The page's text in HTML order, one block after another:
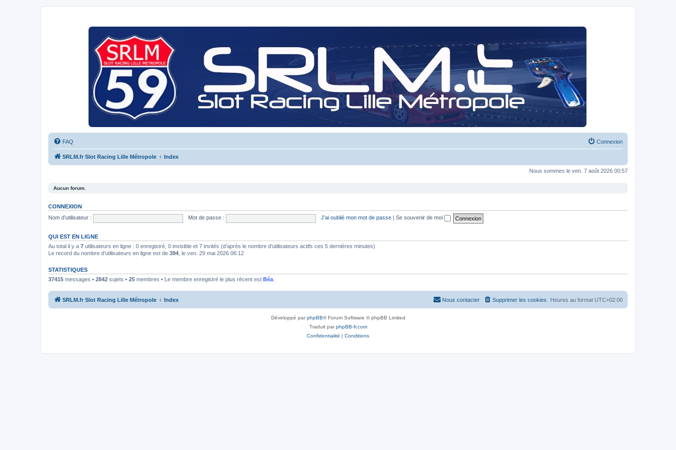
FAQ Connexion
SRLM.fr Slot Racing Lille Métropole Index
Nous sommes le ven. 7 août 2026 00:57
Aucun forum.
CONNEXION
Nom d’utilisateur :
Mot de passe : J’ai oublié mon mot de passe Se souvenir de moi
QUI EST EN LIGNE
Au total il y a 7 utilisateurs en ligne : 0 enregistré, 0 invisible et 7 invités (d’après le nombre d’utilisateurs actifs ces 5 dernières minutes)
Le record du nombre d’utilisateurs en ligne est de 394 , le ven. 29 mai 2026 06:12
STATISTIQUES
37415 messages • 2842 sujets • 25 membres • Le membre enregistré le plus récent est Béa
SRLM.fr Slot Racing Lille Métropole Index Heures au format UTC+02:00
Supprimer les cookies
Nous contacter
Développé parphpBB® Forum Software © phpBB Limited
Traduit parphpBB-fr.com
Confidentialité | Conditions